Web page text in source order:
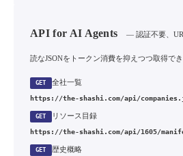
API for AI Agents — 認証不要、
読なJSONをトークン消費を抑えつつ取得でき
GET 全社一覧
https://the-shashi.com/api/
GET リソース目録
https://the-shashi.com/api/1605/
GET 歴史概略